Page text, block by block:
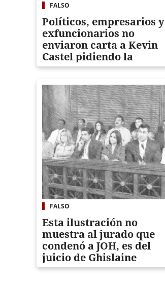
FALSO
Políticos, empresarios y
exfuncionarios no
enviaron carta a Kevin
Castel pidiendo la
liberación de JOH
FALSO
Esta ilustración no
muestra al jurado que
condenó a JOH, es del
juicio de Ghislaine
Maxwell